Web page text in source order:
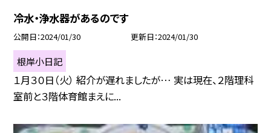
冷水・浄水器があるのです
公開日 2024/01/30 更新日 2024/01/30
根岸小日記
１月３０日（火） 紹介が遅れましたが… 実は現在、２階理科
室前と３階体育館まえに...